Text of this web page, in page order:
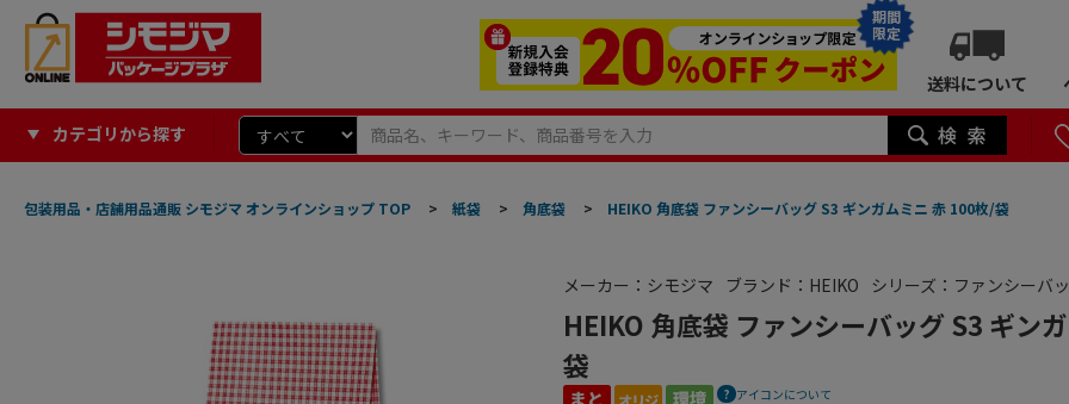
期間
限定
送料について
カテゴリから探す
包装用品・店舗用品通販 シモジマ オンラインショップ TOP > 紙袋 > 角底袋 > HEIKO 角底袋 ファンシーバッグ S3 ギンガムミニ 赤 100枚/袋
メーカー：シモジマ ブランド：HEIKO シリーズ：ファンシーバ
HEIKO 角底袋 ファンシーバッグ S3 ギン
袋
アイコンについて